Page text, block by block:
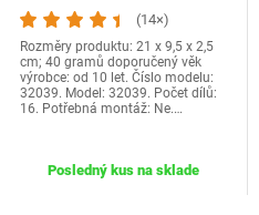
Náramky, Náramok…
(14×)
Rozměry produktu: 21 x 9,5 x 2,5
cm; 40 gramů doporučený věk
výrobce: od 10 let. Číslo modelu:
32039. Model: 32039. Počet dílů:
16. Potřebná montáž: Ne.…
Posledný kus na sklade